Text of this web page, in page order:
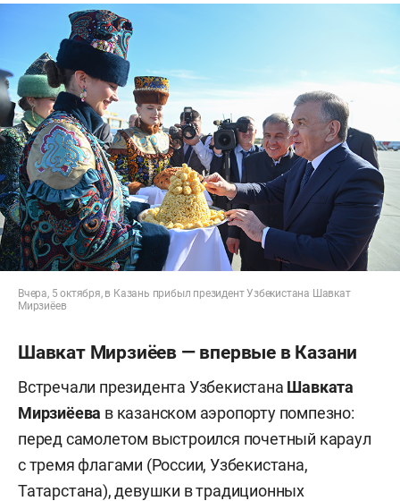
Вчера, 5 октября, в Казань прибыл президент Узбекистана Шавкат
Мирзиёев
Шавкат Мирзиёев — впервые в Казани
Встречали президента Узбекистана Шавката
Мирзиёева в казанском аэропорту помпезно:
перед самолетом выстроился почетный караул
с тремя флагами (России, Узбекистана,
Татарстана), девушки в традиционных